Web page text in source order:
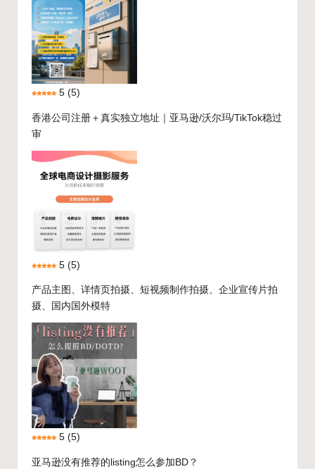
5 (5)
香港公司注册＋真实独立地址｜亚马逊/沃尔玛/TikTok稳过
审
5 (5)
产品主图、详情页拍摄、短视频制作拍摄、企业宣传片拍
摄、国内国外模特
5 (5)
亚马逊没有推荐的listing怎么参加BD？